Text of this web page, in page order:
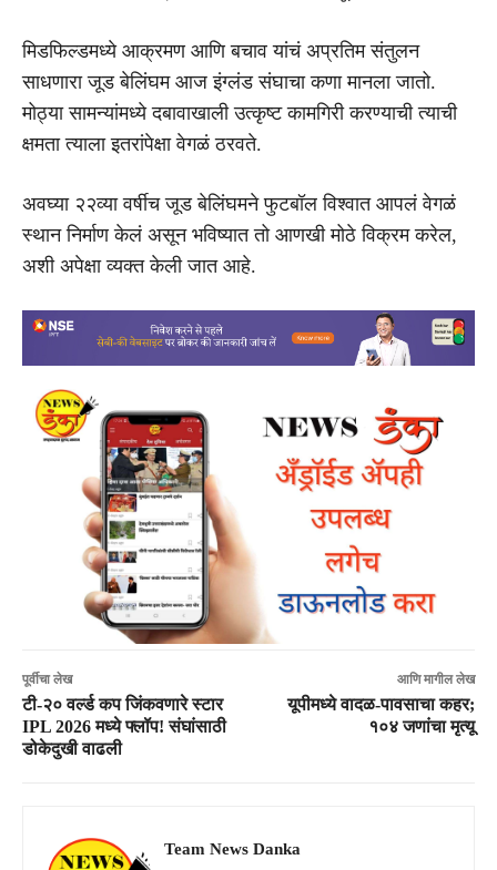
मिडफिल्डमध्ये आक्रमण आणि बचाव यांचं अप्रतिम संतुलन
साधणारा जूड बेलिंघम आज इंग्लंड संघाचा कणा मानला जातो.
मोठ्या सामन्यांमध्ये दबावाखाली उत्कृष्ट कामगिरी करण्याची त्याची
क्षमता त्याला इतरांपेक्षा वेगळं ठरवते.
अवघ्या २२व्या वर्षीच जूड बेलिंघमने फुटबॉल विश्वात आपलं वेगळं
स्थान निर्माण केलं असून भविष्यात तो आणखी मोठे विक्रम करेल,
अशी अपेक्षा व्यक्त केली जात आहे.
पूर्वीचा लेख
टी-२० वर्ल्ड कप जिंकवणारे स्टार
IPL 2026 मध्ये फ्लॉप! संघांसाठी
डोकेदुखी वाढली
आणि मागील लेख
यूपीमध्ये वादळ-पावसाचा कहर;
१०४ जणांचा मृत्यू
Team News Danka